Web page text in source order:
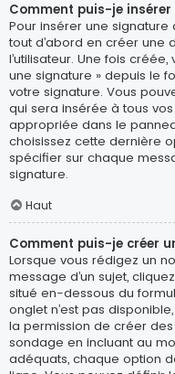
Comment puis-je
Pour insérer une
tout d’abord en créer une
l’utilisateur. Une fois
une signature » depuis le
votre signature. Vous
qui sera insérée à tous
appropriée dans le
choisissez cette dernière
spécifier sur chaque
signature.
Haut
Comment puis-je créer
Lorsque vous rédigez un
message d’un sujet,
situé en-dessous du
onglet n’est pas
la permission de créer
sondage en incluant au
adéquats, chaque option